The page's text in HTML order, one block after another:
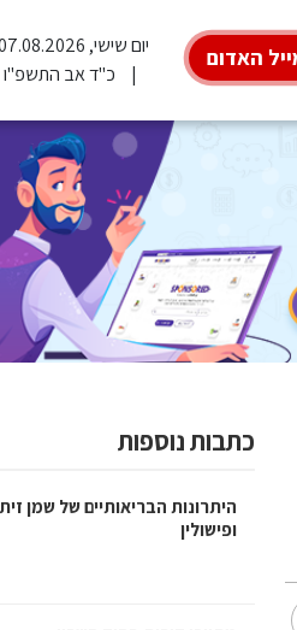
האדום
יום שישי, 07.08.2026
כ"ד אב התשפ"ו
כתבות נוספות
היתרונות הבריאותיים של שמן
ופישולין